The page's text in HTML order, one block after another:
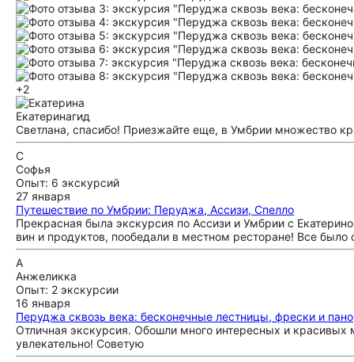
+2
Екатеринагид
Светлана, спасибо! Приезжайте еще, в Умбрии множество
С
Софья
Опыт: 6 экскурсий
27 января
Путешествие по Умбрии: Перуджа, Ассизи, Спелло
Прекрасная была экскурсия по Ассизи и Умбрии с
вин и продуктов, пообедали в местном ресторане! Все было
А
Анжеликка
Опыт: 2 экскурсии
16 января
Перуджа сквозь века: бесконечные лестницы, фрески и
Отличная экскурсия. Обошли много интересных и
увлекательно! Советую